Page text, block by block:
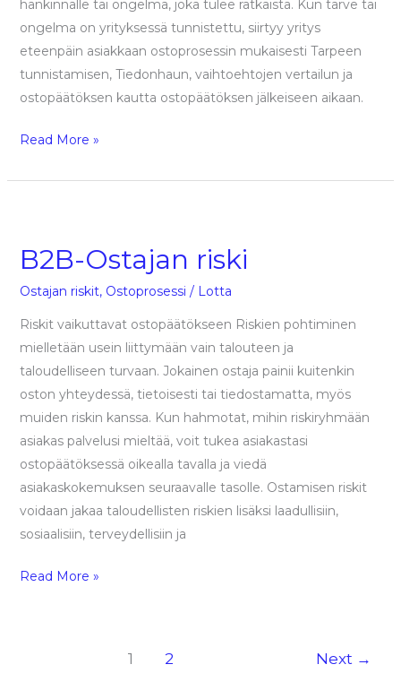
hankinnalle tai ongelma, joka tulee ratkaista. Kun tarve tai
ongelma on yrityksessä tunnistettu, siirtyy yritys
eteenpäin asiakkaan ostoprosessin mukaisesti Tarpeen
tunnistamisen, Tiedonhaun, vaihtoehtojen vertailun ja
ostopäätöksen kautta ostopäätöksen jälkeiseen aikaan.
Read More »
B2B-Ostajan riski
Ostajan riskit, Ostoprosessi / Lotta
Riskit vaikuttavat ostopäätökseen Riskien pohtiminen
mielletään usein liittymään vain talouteen ja
taloudelliseen turvaan. Jokainen ostaja painii kuitenkin
oston yhteydessä, tietoisesti tai tiedostamatta, myös
muiden riskin kanssa. Kun hahmotat, mihin riskiryhmään
asiakas palvelusi mieltää, voit tukea asiakastasi
ostopäätöksessä oikealla tavalla ja viedä
asiakaskokemuksen seuraavalle tasolle. Ostamisen riskit
voidaan jakaa taloudellisten riskien lisäksi laadullisiin,
sosiaalisiin, terveydellisiin ja
riski
Read More »
1 2 Next →